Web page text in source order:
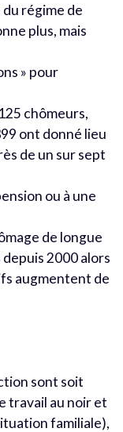
du régime de
plus, mais
» pour
chômeurs,
ont donné lieu
de un sur sept
ou à une
de longue
depuis 2000 alors
augmentent de
sont soit
travail au noir et
familiale),